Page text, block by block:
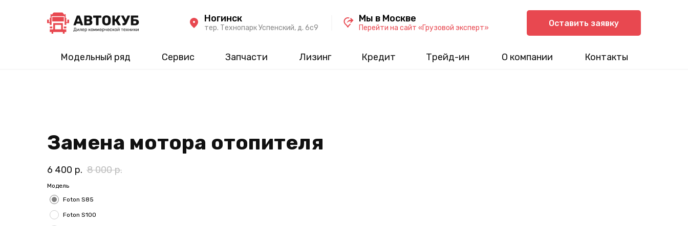
Модельный ряд Сервис Запчасти Лизинг Кредит Трейд-ин О компании Контакты
Оставить заявку
тер. Технопарк Успенский, д. 6c9
Ногинск
Перейти на сайт «Грузовой эксперт»
Мы в Москве
Замена мотора отопителя
6 400 р. 8 000 р.
Модель
Foton S85
Foton S100